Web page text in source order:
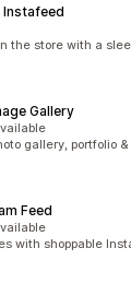
Instafeed
the store with a
Gallery
gallery, portfolio
Feed
with shoppable